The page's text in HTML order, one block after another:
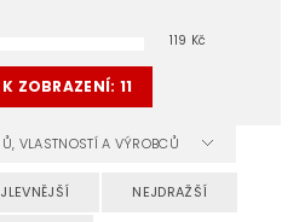
119 Kč
K ZOBRAZENÍ:11
VLASTNOSTÍ A VÝROBCŮ
NEJDRAŽŠÍ